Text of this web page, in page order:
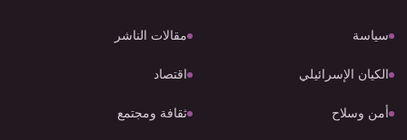
سياسة مقالات الناشر
الكيان الإسرائيلي اقتصاد
أمن وسلاح ثقافة ومجتمع